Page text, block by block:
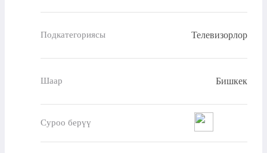
Подкатегориясы Телевизорлор
Шаар Бишкек
Суроо берүү